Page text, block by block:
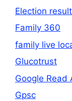
Election
Family 360
family live
Glucotrust
Google Read
Gpsc